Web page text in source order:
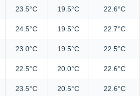
23.5°C 19.5°C 22.6°C
24.5°C 19.5°C 22.7°C
23.0°C 19.5°C 22.5°C
22.5°C 20.0°C 22.6°C
23.5°C 20.5°C 22.6°C